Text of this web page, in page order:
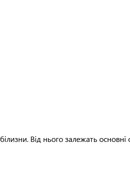
Від нього залежать основні